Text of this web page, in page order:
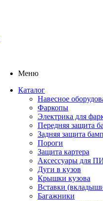
Меню
Каталог
Навесное
Фаркопы
Электрика для
Передняя защита
Задняя защита
Пороги
Защита картера
Аксессуары для
Дуги в кузов
Крышки кузова
Вставки
Багажники